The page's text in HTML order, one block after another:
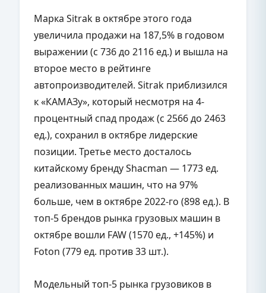
Марка Sitrak в октябре этого года
увеличила продажи на 187,5% в годовом
выражении (с 736 до 2116 ед.) и вышла на
второе место в рейтинге
автопроизводителей. Sitrak приблизился
к «КАМАЗу», который несмотря на 4-
процентный спад продаж (с 2566 до 2463
ед.), сохранил в октябре лидерские
позиции. Третье место досталось
китайскому бренду Shacman — 1773 ед.
реализованных машин, что на 97%
больше, чем в октябре 2022-го (898 ед.). В
топ-5 брендов рынка грузовых машин в
октябре вошли FAW (1570 ед., +145%) и
Foton (779 ед. против 33 шт.).
Модельный топ-5 рынка грузовиков в